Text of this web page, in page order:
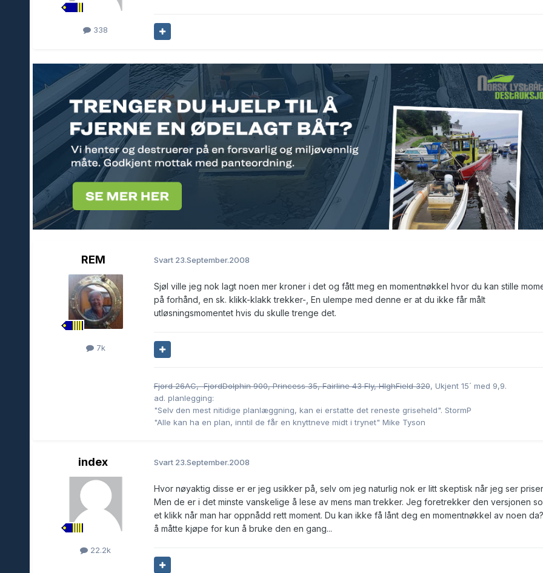
338
REM
7k
Svart 23.September.2008
Sjøl ville jeg nok lagt noen mer kroner i det og fått meg en momentnøkkel hvor du kan stille
på forhånd, en sk. klikk-klakk trekker-, En ulempe med denne er at du ikke får målt
utløsningsmomentet hvis du skulle trenge det.
Fjord 26AC, FjordDolphin 900, Princess 35,Fairline 43 Fly, HIghField 320, Ukjent 15´ med 9,9.
ad. planlegging:
"Selv den mest nitidige planlæggning, kan ei erstatte det reneste griseheld". StormP
"Alle kan ha en plan, inntil de får en knyttneve midt i trynet" Mike Tyson
index
22.2k
Svart 23.September.2008
Hvor nøyaktig disse er er jeg usikker på, selv om jeg naturlig nok er litt skeptisk når jeg ser
Men de er i det minste vanskelige å lese av mens man trekker. Jeg foretrekker den versjonen
et klikk når man har oppnådd rett moment. Du kan ikke få lånt deg en momentnøkkel av noen
å måtte kjøpe for kun å bruke den en gang...